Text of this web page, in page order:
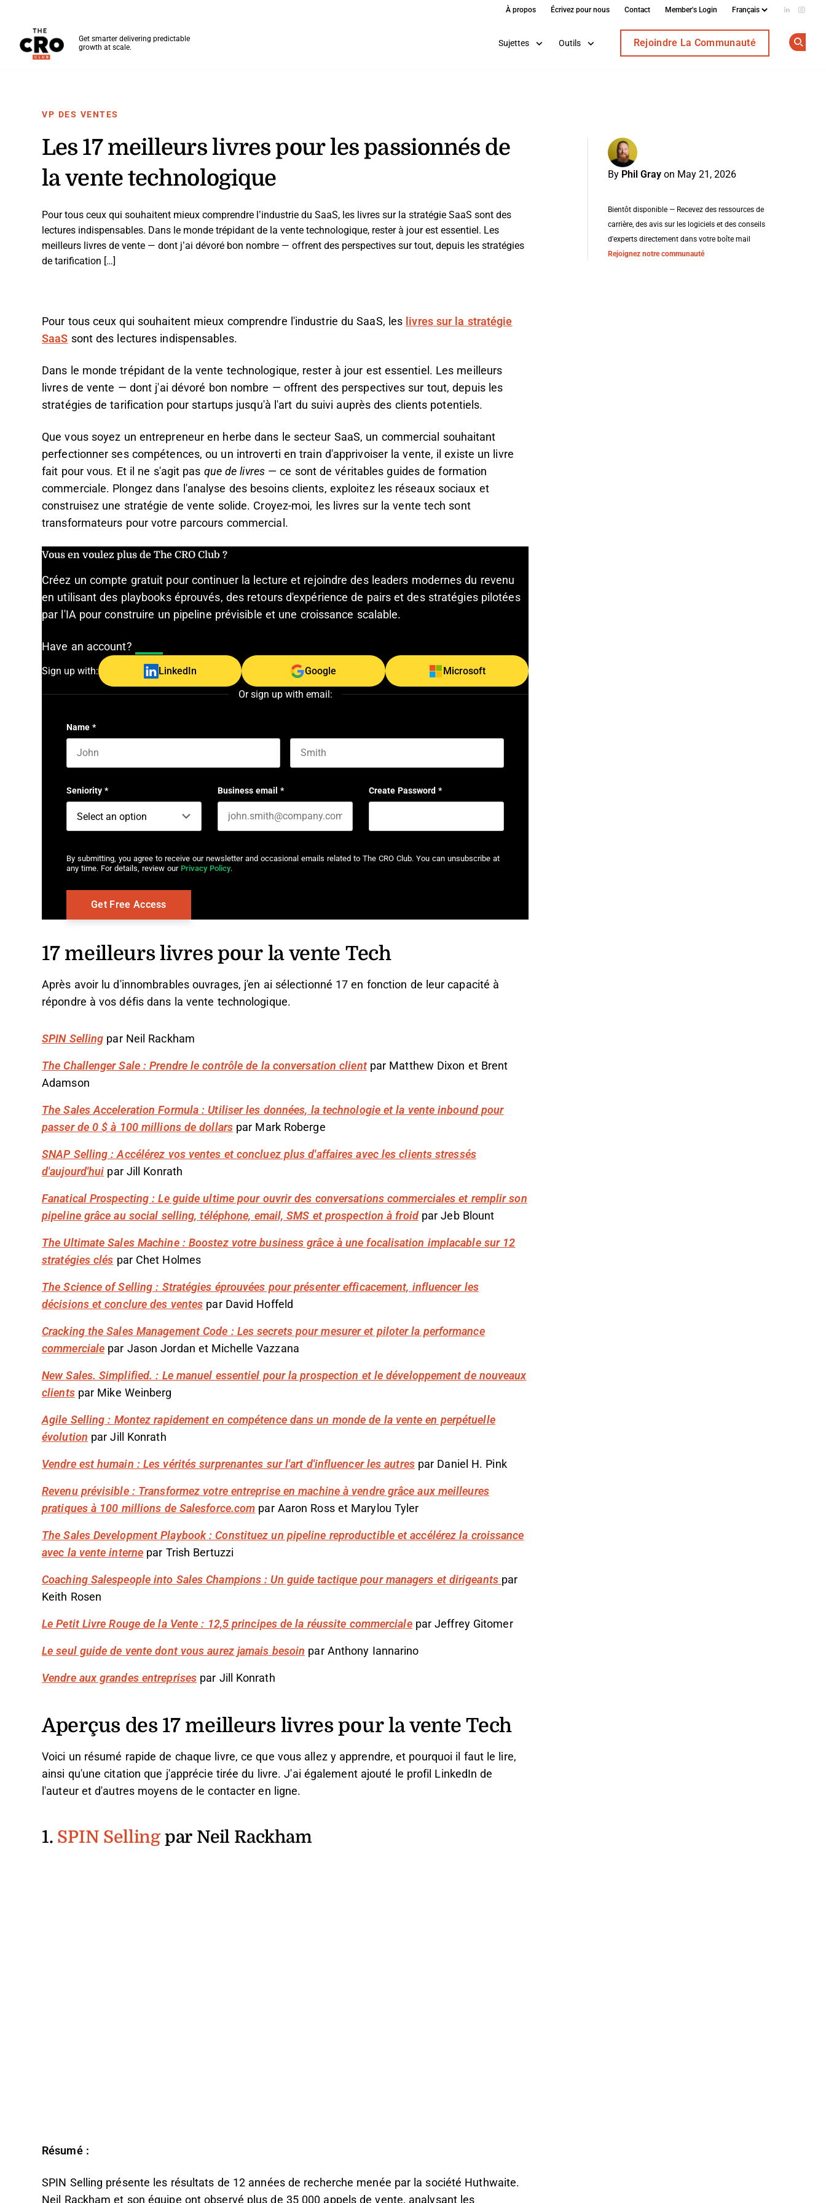
À propos Écrivez pour nous Contact Member's Login Add us
Get smarter delivering predictable
growth at scale.
Sujettes Outils Rejoindre La Communauté
VP DES VENTES
Les 17 meilleurs livres pour les passionnés de
la vente technologique
By Phil Gray on May 21, 2026
Bientôt disponible — Recevez des ressources de
carrière, des avis sur les logiciels et des conseils
d'experts directement dans votre boîte mail
Rejoignez notre communauté
Pour tous ceux qui souhaitent mieux comprendre l’industrie du SaaS, les livres sur la stratégie SaaS sont des
lectures indispensables. Dans le monde trépidant de la vente technologique, rester à jour est essentiel. Les
meilleurs livres de vente — dont j’ai dévoré bon nombre — offrent des perspectives sur tout, depuis les stratégies
de tarification […]
Pour tous ceux qui souhaitent mieux comprendre l'industrie du SaaS, les livres sur la stratégie
SaaS sont des lectures indispensables.
Dans le monde trépidant de la vente technologique, rester à jour est essentiel. Les meilleurs
livres de vente — dont j'ai dévoré bon nombre — offrent des perspectives sur tout, depuis les
stratégies de tarification pour startups jusqu'à l'art du suivi auprès des clients potentiels.
Que vous soyez un entrepreneur en herbe dans le secteur SaaS, un commercial souhaitant
perfectionner ses compétences, ou un introverti en train d'apprivoiser la vente, il existe un livre
fait pour vous. Et il ne s'agit pas que de livres— ce sont de véritables guides de formation
commerciale. Plongez dans l'analyse des besoins clients, exploitez les réseaux sociaux et
construisez une stratégie de vente solide. Croyez-moi, les livres sur la vente tech sont
transformateurs pour votre parcours commercial.
Vous en voulez plus de The CRO Club ?
Créez un compte gratuit pour continuer la lecture et rejoindre des leaders modernes du revenu
en utilisant des playbooks éprouvés, des retours d'expérience de pairs et des stratégies pilotées
par l'IA pour construire un pipeline prévisible et une croissance scalable.
Have an account?
Sign up with: LinkedIn Google Microsoft
Or sign up with email:
Name *
Seniority * Business email * Create Password *
By submitting, you agree to receive our newsletter and occasional emails related to The CRO Club. You can unsubscribe at
any time. For details, review our Privacy Policy.
17 meilleurs livres pour la vente Tech
Après avoir lu d'innombrables ouvrages, j'en ai sélectionné 17 en fonction de leur capacité à
répondre à vos défis dans la vente technologique.
SPIN Selling par Neil Rackham
The Challenger Sale : Prendre le contrôle de la conversation clientpar Matthew Dixon et Brent
Adamson
The Sales Acceleration Formula : Utiliser les données, la technologie et la vente inbound pour
passer de 0 $ à 100 millions de dollarspar Mark Roberge
SNAP Selling : Accélérez vos ventes et concluez plus d'affaires avec les clients stressés
d'aujourd'hui par Jill Konrath
Fanatical Prospecting : Le guide ultime pour ouvrir des conversations commerciales et remplir son
pipeline grâce au social selling, téléphone, email, SMS et prospection à froidpar Jeb Blount
The Ultimate Sales Machine : Boostez votre business grâce à une focalisation implacable sur 12
stratégies clés par Chet Holmes
The Science of Selling : Stratégies éprouvées pour présenter efficacement, influencer les
décisions et conclure des ventes par David Hoffeld
Cracking the Sales Management Code : Les secrets pour mesurer et piloter la performance
commerciale par Jason Jordan et Michelle Vazzana
New Sales. Simplified. : Le manuel essentiel pour la prospection et le développement de nouveaux
clientspar Mike Weinberg
Agile Selling : Montez rapidement en compétence dans un monde de la vente en perpétuelle
évolution par Jill Konrath
Vendre est humain : Les vérités surprenantes sur l'art d'influencer les autrespar Daniel H. Pink
Revenu prévisible : Transformez votre entreprise en machine à vendre grâce aux meilleures
pratiques à 100 millions de Salesforce.com par Aaron Ross et Marylou Tyler
The Sales Development Playbook : Constituez un pipeline reproductible et accélérez la croissance
avec la vente interne par Trish Bertuzzi
Coaching Salespeople into Sales Champions : Un guide tactique pour managers et dirigeants par
Keith Rosen
Le Petit Livre Rouge de la Vente : 12,5 principes de la réussite commercialepar Jeffrey Gitomer
Le seul guide de vente dont vous aurez jamais besoin par Anthony Iannarino
Vendre aux grandes entreprises par Jill Konrath
Aperçus des 17 meilleurs livres pour la vente Tech
Voici un résumé rapide de chaque livre, ce que vous allez y apprendre, et pourquoi il faut le lire,
ainsi qu'une citation que j'apprécie tirée du livre. J'ai également ajouté le profil LinkedIn de
l'auteur et d'autres moyens de le contacter en ligne.
1.SPIN Sellingpar Neil Rackham
Résumé :
SPIN Selling présente les résultats de 12 années de recherche menée par la société Huthwaite.
Neil Rackham et son équipe ont observé plus de 35 000 appels de vente, analysant les